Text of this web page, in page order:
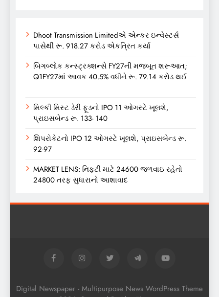
Dhoot Transmission Limitedએ એન્કર ઇન્વેસ્ટર્સ
પાસેથી રૂ. 918.27 કરોડ એકત્રિત કર્યા
બિગબ્લોક કન્સ્ટ્રક્શન્સે FY27ની મજબૂત શરૂઆત;
Q1FY27માં આવક 40.5% વધીને રૂ. 79.14 કરોડ થઈ
મિલ્કી મિસ્ટ ડેરી ફૂડનો IPO 11 ઓગસ્ટે ખૂલશે,
પ્રાઇસબેન્ડ રૂ. 133- 140
શિપરોકેટનો IPO 12 ઓગસ્ટે ખૂલશે, પ્રાઇસબેન્ડ રૂ.
92-97
MARKET LENS: નિફ્ટી માટે 24600 જળવાઇ રહેતો
24800 તરફ સુધારાનો આશાવાદ
Digital Newspaper - Multipurpose News WordPress Theme